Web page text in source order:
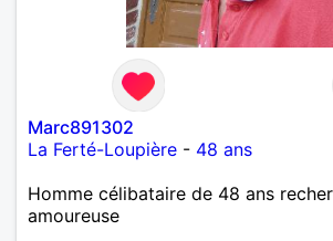
Marc891302
La Ferté-Loupière - 48 ans
Homme célibataire de 48 ans
amoureuse